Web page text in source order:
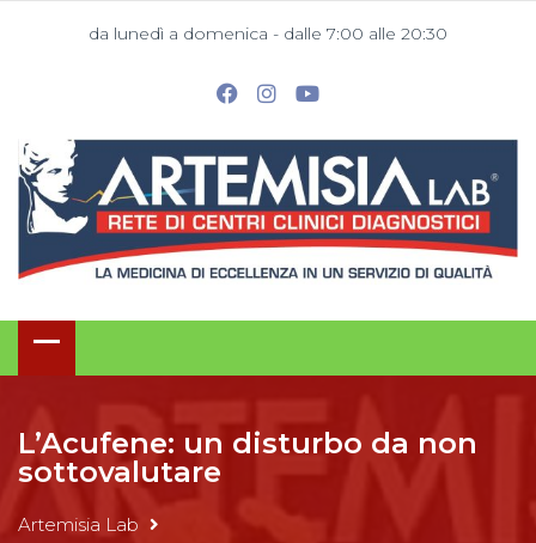
da lunedì a domenica - dalle 7:00 alle 20:30
L’Acufene: un disturbo da non
sottovalutare
Artemisia Lab